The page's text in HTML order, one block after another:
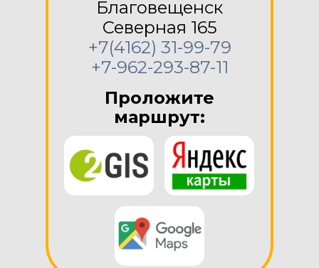
Благовещенск
Северная 165
+7(4162) 31-99-79
+7-962-293-87-11
Проложите
маршрут: